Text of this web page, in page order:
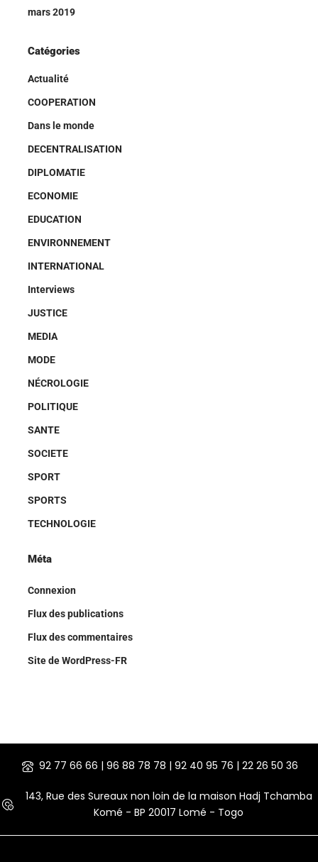
mars 2019
Catégories
Actualité
COOPERATION
Dans le monde
DECENTRALISATION
DIPLOMATIE
ECONOMIE
EDUCATION
ENVIRONNEMENT
INTERNATIONAL
Interviews
JUSTICE
MEDIA
MODE
NÉCROLOGIE
POLITIQUE
SANTE
SOCIETE
SPORT
SPORTS
TECHNOLOGIE
Méta
Connexion
Flux des publications
Flux des commentaires
Site de WordPress-FR
92 77 66 66 | 96 88 78 78 | 92 40 95 76 | 22 26 50 36
143, Rue des Sureaux non loin de la maison Hadj Tchamba
Komé - BP 20017 Lomé - Togo